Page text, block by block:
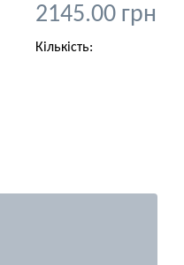
2145.00 грн
Кількість: